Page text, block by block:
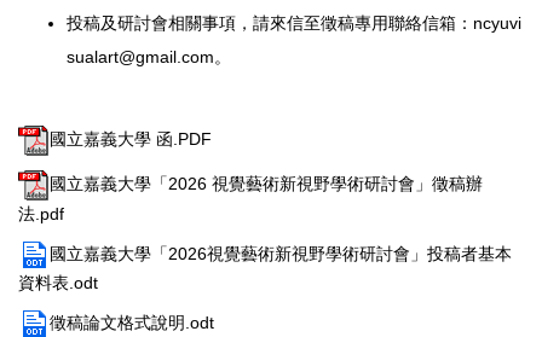
投稿及研討會相關事項，請來信至徵稿專用聯絡信箱： ncyuvi
sualart@gmail.com。
國立嘉義大學 函.PDF
國立嘉義大學「2026 視覺藝術新視野學術研討會」徵稿辦
法.pdf
國立嘉義大學「2026視覺藝術新視野學術研討會」投稿者基本
資料表.odt
徵稿論文格式說明.odt